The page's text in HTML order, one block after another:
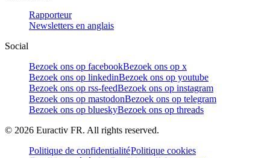
Rapporteur
Newsletters en anglais
Social
Bezoek ons op facebookBezoek ons op x
Bezoek ons op linkedinBezoek ons op youtube
Bezoek ons op rss-feedBezoek ons op instagram
Bezoek ons op mastodonBezoek ons op telegram
Bezoek ons op blueskyBezoek ons op threads
© 2026 Euractiv FR. All rights reserved.
Politique de confidentialitéPolitique cookies